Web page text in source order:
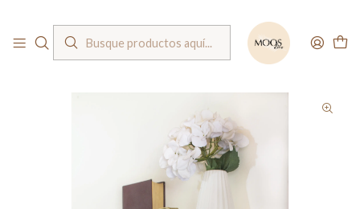
Inicio Repisas / Percheros Repisa colgador RIBE BLANCO / perchero